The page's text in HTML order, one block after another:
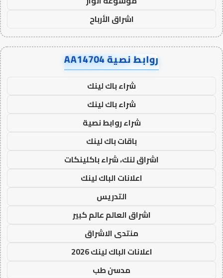
اشراق الأرباح
روابط نصية AA14704
شراء باك لينك
شراء باك لينك
شراء روابط نصية
باقات باك لينك
اشراق لنك، شراء باكلينكات
اعلانات الباك لينك
التدريس
اشراق العالم عالم كبير
منتدى الاشراق
اعلانات الباك لينك 2026
مدسن طب